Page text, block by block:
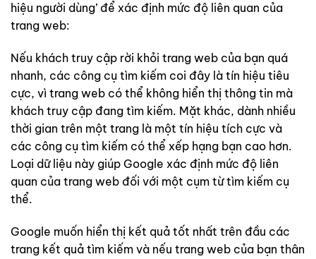
hiệu người dùng’ để xác định mức độ liên quan của
trang web:
Nếu khách truy cập rời khỏi trang web của bạn quá
nhanh, các công cụ tìm kiếm coi đây là tín hiệu tiêu
cực, vì trang web có thể không hiển thị thông tin mà
khách truy cập đang tìm kiếm. Mặt khác, dành nhiều
thời gian trên một trang là một tín hiệu tích cực và
các công cụ tìm kiếm có thể xếp hạng bạn cao hơn.
Loại dữ liệu này giúp Google xác định mức độ liên
quan của trang web đối với một cụm từ tìm kiếm cụ
thể.
Google muốn hiển thị kết quả tốt nhất trên đầu các
trang kết quả tìm kiếm và nếu trang web của bạn thân